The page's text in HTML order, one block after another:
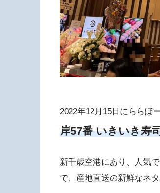
2022年12月15日にららぽ
岸57番 いきいき寿
新千歳空港にあり、人気
で、産地直送の新鮮なネ